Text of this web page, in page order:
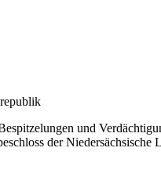
und
der